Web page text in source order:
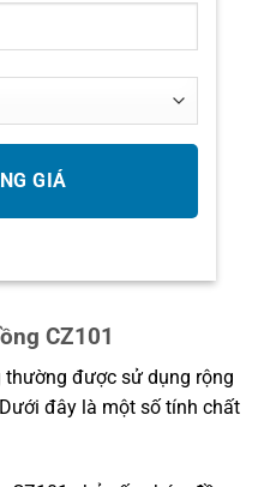
CZ101
được sử dụng rộng
đây là một số tính chất